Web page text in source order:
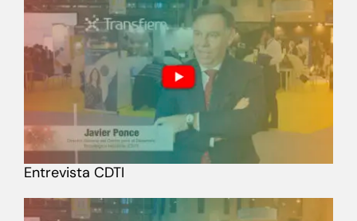
Entrevista CDTI